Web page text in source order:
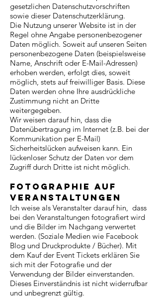
gesetzlichen Datenschutzvorschriften
sowie dieser Datenschutzerklärung.
Die Nutzung unserer Website ist in der
Regel ohne Angabe personenbezogener
Daten möglich. Soweit auf unseren Seiten
personenbezogene Daten (beispielsweise
Name, Anschrift oder E-Mail-Adressen)
erhoben werden, erfolgt dies, soweit
möglich, stets auf freiwilliger Basis. Diese
Daten werden ohne Ihre ausdrückliche
Zustimmung nicht an Dritte
weitergegeben.
Wir weisen darauf hin, dass die
Datenübertragung im Internet (z.B. bei der
Kommunikation per E-Mail)
Sicherheitslücken aufweisen kann. Ein
lückenloser Schutz der Daten vor dem
Zugriff durch Dritte ist nicht möglich.
Fotographie auf
Veranstaltungen
Ich weise als Veranstalter darauf hin, dass
bei den Veranstaltungen fotografiert wird
und die Bilder im Nachgang verwertet
werden. (Soziale Medien wie Facebook
Blog und Druckprodukte / Bücher). Mit
dem Kauf der Event Tickets erklären Sie
sich mit der Fotografie und der
Verwendung der Bilder einverstanden.
Dieses Einverständnis ist nicht widerrufbar
und unbegrenzt gültig.